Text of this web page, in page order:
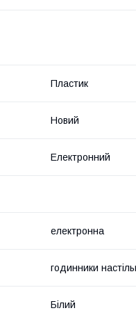
Пластик
Новий
Електронний
електронна
годинники
Білий